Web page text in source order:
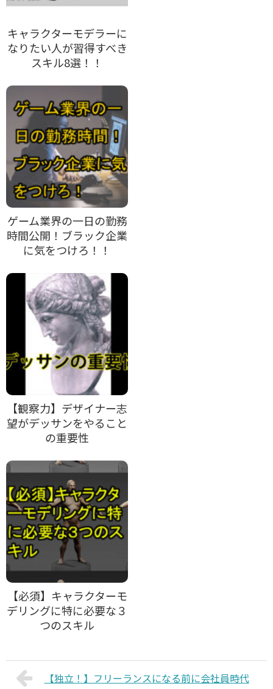
キャラクターモデラーに
なりたい人が習得すべき
スキル8選！！
ゲーム業界の一日の勤務
時間公開！ブラック企業
に気をつけろ！！
【観察力】デザイナー志
望がデッサンをやること
の重要性
【必須】キャラクターモ
デリングに特に必要な３
つのスキル
【独立！】フリーランスになる前に会社員時代